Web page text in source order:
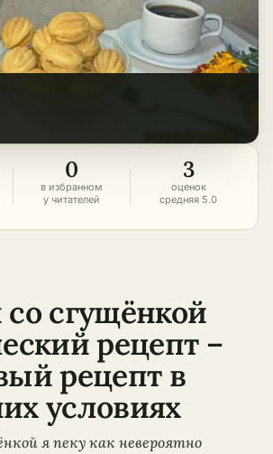
0
в избранном
у читателей
3
оценок
средняя 5.0
сгущёнкой
рецепт –
рецепт в
условиях
я пеку как невероятно